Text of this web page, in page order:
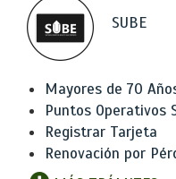
SUBE
Mayores de 70
Puntos Operativos
Registrar Tarjeta
Renovación por